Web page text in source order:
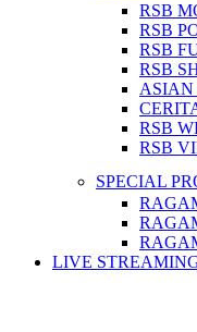
RSB
RSB
RSB
RSB
ASIAN
RSB
RSB
SPECIAL
LIVE